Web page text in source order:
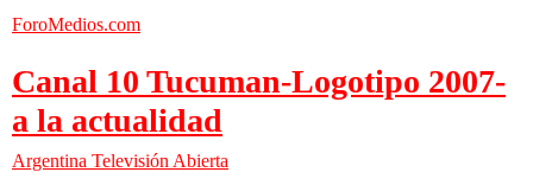
ForoMedios.com
Canal 10 Tucuman-Logotipo 2007-
a la actualidad
Argentina Televisión Abierta